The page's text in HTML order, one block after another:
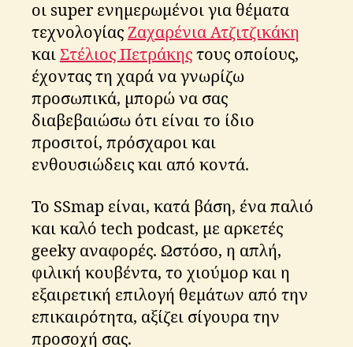
οι super ενημερωμένοι για θέματα
τεχνολογίας Ζαχαρένια Ατζιτζικάκη
και Στέλιος Πετράκης τους οποίους,
έχοντας τη χαρά να γνωρίζω
προσωπικά, μπορώ να σας
διαβεβαιώσω ότι είναι το ίδιο
προσιτοί, πρόσχαροι και
ενθουσιώδεις και από κοντά.
Το SSmap είναι, κατά βάση, ένα παλιό
και καλό tech podcast, με αρκετές
geeky αναφορές. Ωστόσο, η απλή,
φιλική κουβέντα, το χιούμορ και η
εξαιρετική επιλογή θεμάτων από την
επικαιρότητα, αξίζει σίγουρα την
προσοχή σας.